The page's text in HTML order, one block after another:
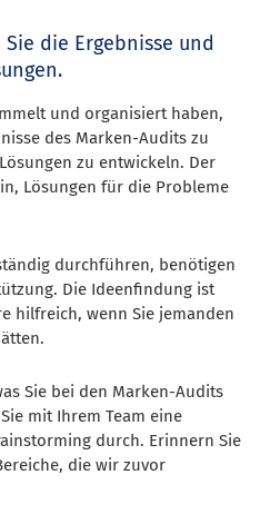
die Ergebnisse und
und organisiert haben,
des Marken-Audits zu
zu entwickeln. Der
Lösungen für die Probleme
durchführen, benötigen
Die Ideenfindung ist
hilfreich, wenn Sie jemanden
Sie bei den Marken-Audits
mit Ihrem Team eine
durch. Erinnern Sie
die wir zuvor